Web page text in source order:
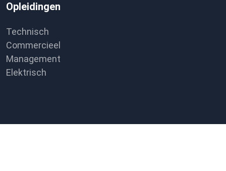
Opleidingen
Technisch
Commercieel
Management
Elektrisch